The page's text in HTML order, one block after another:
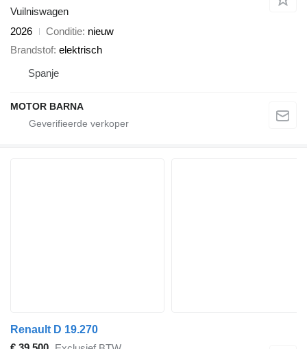
Vuilniswagen
2026
Conditie nieuw
Brandstof elektrisch
Spanje
MOTOR BARNA
Renault D 19.270